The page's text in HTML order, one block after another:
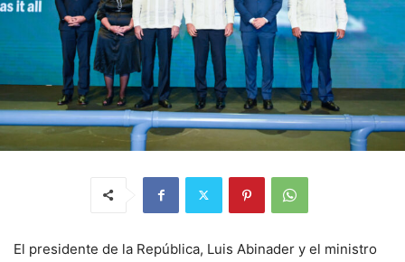
El presidente de la República, Luis Abinader y el ministro